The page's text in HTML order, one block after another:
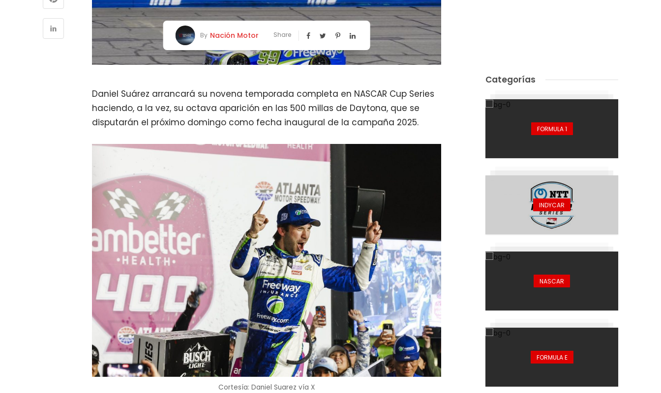
By Nación Motor Share
Daniel Suárez arrancará su novena temporada completa en NASCAR Cup Series
haciendo, a la vez, su octava aparición en las 500 millas de Daytona, que se
disputarán el próximo domingo como fecha inaugural de la campaña 2025.
Cortesía: Daniel Suarez vía X
Categorías
FORMULA 1
INDYCAR
NASCAR
FORMULA E